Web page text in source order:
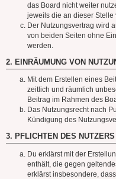
das Board nicht weiter
jeweils die an dieser
Der Nutzungsvertrag wird
von beiden Seiten ohne
werden.
2. EINRÄUMUNG VON
Mit dem Erstellen eines
zeitlich und räumlich
Beitrag im Rahmen des
Das Nutzungsrecht nach
Kündigung des
3. PFLICHTEN DES NUTZERS
Du erklärst mit der
enthält, die gegen
erklärst insbesondere,